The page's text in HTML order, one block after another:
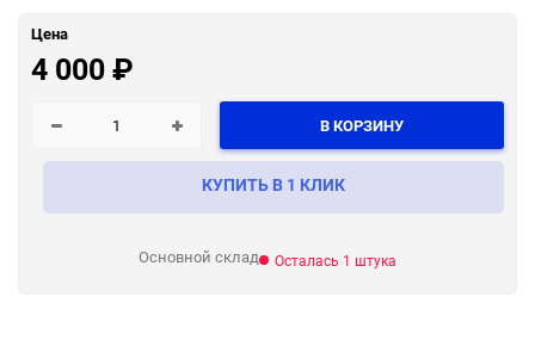
Цена
4 000₽
В КОРЗИНУ
КУПИТЬ В 1 КЛИК
Основной склад Осталась 1 штука